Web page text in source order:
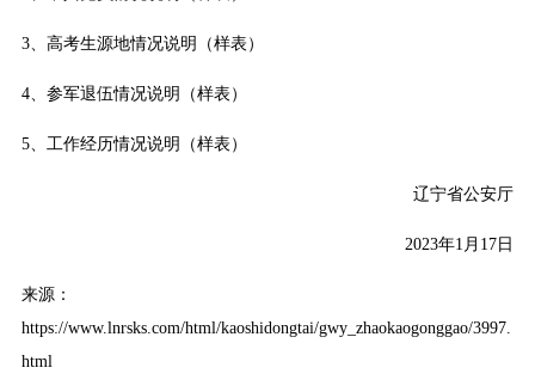
3、 高考生源地情况说明（样表）
4、 参军退伍情况说明（样表）
5、 工作经历情况说明（样表）
辽宁省公安厅
2023年1月17日
来源：
https://www.lnrsks.com/html/kaoshidongtai/gwy_zhaokaogonggao/3997.
html